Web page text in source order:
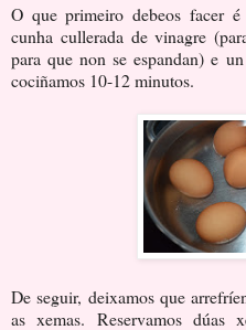
O que primeiro debeos facer
cunha cullerada de vinagre
para que non se espandan) e
cociñamos 10-12 minutos.
De seguir, deixamos que
as xemas. Reservamos dúas